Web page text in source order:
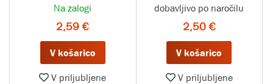
Na zalogi
2,59 €
V košarico
V priljubljene
dobavljivo po naročilu
2,50 €
V košarico
V priljubljene